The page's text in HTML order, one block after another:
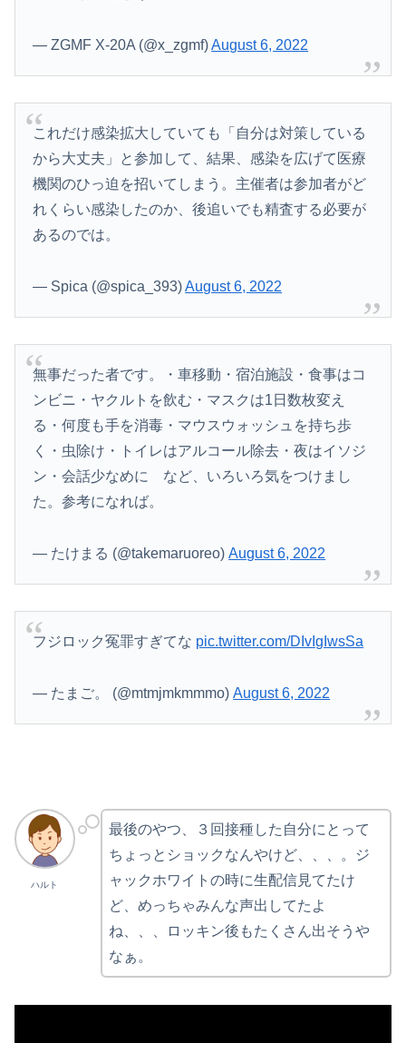
— ZGMF X-20A (@x_zgmf)August 6, 2022
これだけ感染拡大していても「自分は対策している
から大丈夫」と参加して、結果、感染を広げて医療
機関のひっ迫を招いてしまう。主催者は参加者がど
れくらい感染したのか、後追いでも精査する必要が
あるのでは。
— Spica (@spica_393)August 6, 2022
無事だった者です。・車移動・宿泊施設・食事はコ
ンビニ・ヤクルトを飲む・マスクは1日数枚変え
る・何度も手を消毒・マウスウォッシュを持ち歩
く・虫除け・トイレはアルコール除去・夜はイソジ
ン・会話少なめに など、いろいろ気をつけまし
た。参考になれば。
— たけまる (@takemaruoreo)August 6, 2022
フジロック冤罪すぎてな pic.twitter.com/DIvIgIwsSa
— たまご。 (@mtmjmkmmmo)August 6, 2022
ハルト
最後のやつ、３回接種した自分にとって
ちょっとショックなんやけど、、、。ジ
ャックホワイトの時に生配信見てたけ
ど、めっちゃみんな声出してたよ
ね、、、ロッキン後もたくさん出そうや
なぁ。